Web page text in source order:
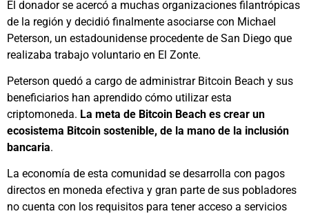
El donador se acercó a muchas organizaciones filantrópicas
de la región y decidió finalmente asociarse con Michael
Peterson, un estadounidense procedente de San Diego que
realizaba trabajo voluntario en El Zonte.
Peterson quedó a cargo de administrar Bitcoin Beach y sus
beneficiarios han aprendido cómo utilizar esta
criptomoneda. La meta de Bitcoin Beach es crear un
ecosistema Bitcoin sostenible, de la mano de la inclusión
bancaria.
La economía de esta comunidad se desarrolla con pagos
directos en moneda efectiva y gran parte de sus pobladores
no cuenta con los requisitos para tener acceso a servicios